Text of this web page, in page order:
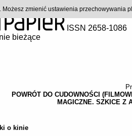
ISSN 2658-1086
bieżące
POWRÓT DO CUDOWNOŚCI
MAGICZNE. SZKICE Z
o kinie
Możesz zmienić ustawienia przechowywania